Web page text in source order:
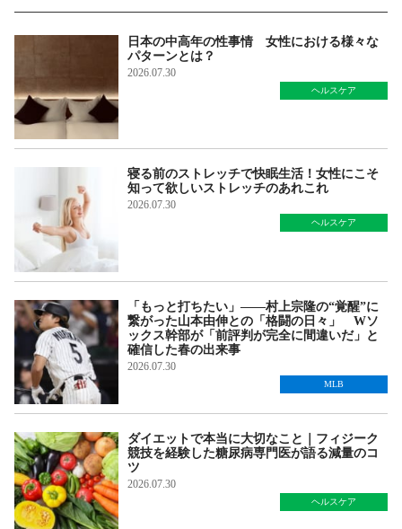
日本の中高年の性事情 女性における様々な
パターンとは？
2026.07.30
ヘルスケア
寝る前のストレッチで快眠生活！女性にこそ
知って欲しいストレッチのあれこれ
2026.07.30
ヘルスケア
「もっと打ちたい」――村上宗隆の“覚醒”に
繋がった山本由伸との「格闘の日々」 Wソ
ックス幹部が「前評判が完全に間違いだ」と
確信した春の出来事
2026.07.30
MLB
ダイエットで本当に大切なこと｜フィジーク
競技を経験した糖尿病専門医が語る減量のコ
ツ
2026.07.30
ヘルスケア